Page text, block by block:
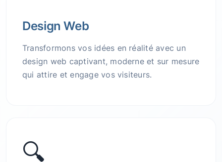
Design Web
Transformons vos idées en réalité avec un
design web captivant, moderne et sur mesure
qui attire et engage vos visiteurs.
🔍